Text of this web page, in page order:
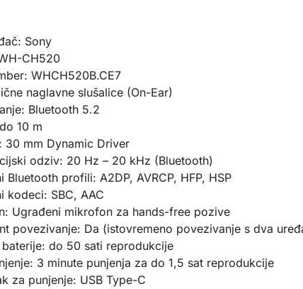
Sony
CH520
WHCH520B.CE7
naglavne slušalice (On-Ear)
Bluetooth 5.2
10 m
30 mm Dynamic Driver
odziv: 20 Hz – 20 kHz (Bluetooth)
Bluetooth profili: A2DP, AVRCP, HFP, HSP
kodeci: SBC, AAC
Ugrađeni mikrofon za hands-free pozive
povezivanje: Da (istovremeno povezivanje s dva
baterije: do 50 sati reprodukcije
3 minute punjenja za do 1,5 sat reprodukcije
za punjenje: USB Type-C